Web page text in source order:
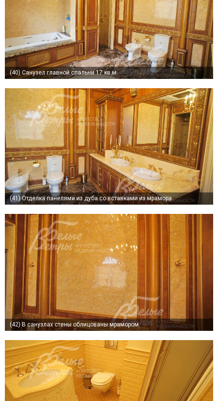
(40)Санузел главной спальни 17 кв.м
(41)Отделка панелями из дуба со вставками из мрамора
(42) В санузлах стены облицованы мрамором